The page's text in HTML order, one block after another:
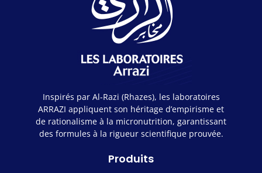
Inspirés par Al-Razi (Rhazes), les laboratoires
ARRAZI appliquent son héritage d’empirisme et
de rationalisme à la micronutrition, garantissant
des formules à la rigueur scientifique prouvée.
Produits